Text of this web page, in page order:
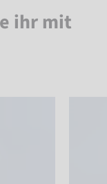
ihr mit